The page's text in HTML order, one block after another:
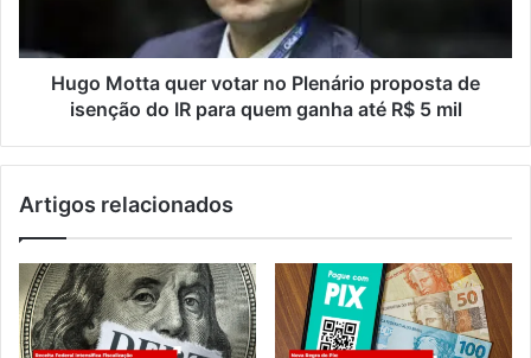
Hugo Motta quer votar no Plenário proposta de
isenção do IR para quem ganha até R$ 5 mil
Artigos relacionados